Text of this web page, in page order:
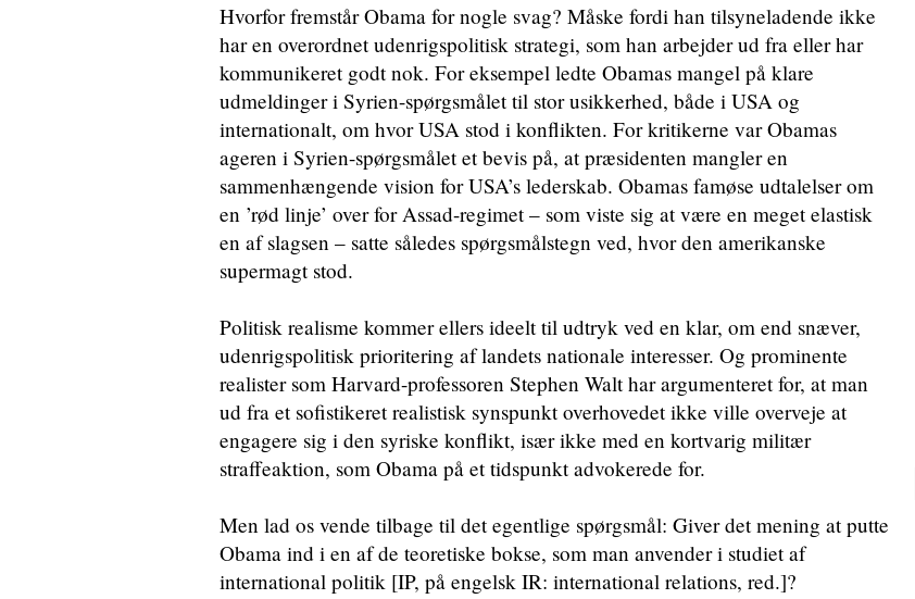
Hvorfor fremstår Obama for nogle svag? Måske fordi han tilsyneladende ikke
har en overordnet udenrigspolitisk strategi, som han arbejder ud fra eller har
kommunikeret godt nok. For eksempel ledte Obamas mangel på klare
udmeldinger i Syrien-spørgsmålet til stor usikkerhed, både i USA og
internationalt, om hvor USA stod i konflikten. For kritikerne var Obamas
ageren i Syrien-spørgsmålet et bevis på, at præsidenten mangler en
sammenhængende vision for USA’s lederskab. Obamas famøse udtalelser om
en ’rød linje’ over for Assad-regimet – som viste sig at være en meget elastisk
en af slagsen – satte således spørgsmålstegn ved, hvor den amerikanske
supermagt stod.
Politisk realisme kommer ellers ideelt til udtryk ved en klar, om end snæver,
udenrigspolitisk prioritering af landets nationale interesser. Og prominente
realister som Harvard-professoren Stephen Walt har argumenteret for, at man
ud fra et sofistikeret realistisk synspunkt overhovedet ikke ville overveje at
engagere sig i den syriske konflikt, især ikke med en kortvarig militær
straffeaktion, som Obama på et tidspunkt advokerede for.
Men lad os vende tilbage til det egentlige spørgsmål: Giver det mening at putte
Obama ind i en af de teoretiske bokse, som man anvender i studiet af
international politik [IP, på engelsk IR: international relations, red.]?